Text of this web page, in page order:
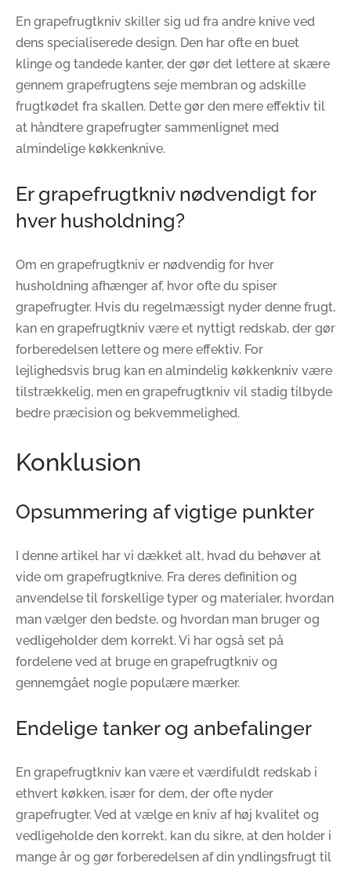
En grapefrugtkniv skiller sig ud fra andre knive ved
dens specialiserede design. Den har ofte en buet
klinge og tandede kanter, der gør det lettere at skære
gennem grapefrugtens seje membran og adskille
frugtkødet fra skallen. Dette gør den mere effektiv til
at håndtere grapefrugter sammenlignet med
almindelige køkkenknive.
Er grapefrugtkniv nødvendigt for
hver husholdning?
Om en grapefrugtkniv er nødvendig for hver
husholdning afhænger af, hvor ofte du spiser
grapefrugter. Hvis du regelmæssigt nyder denne frugt,
kan en grapefrugtkniv være et nyttigt redskab, der gør
forberedelsen lettere og mere effektiv. For
lejlighedsvis brug kan en almindelig køkkenkniv være
tilstrækkelig, men en grapefrugtkniv vil stadig tilbyde
bedre præcision og bekvemmelighed.
Konklusion
Opsummering af vigtige punkter
I denne artikel har vi dækket alt, hvad du behøver at
vide om grapefrugtknive. Fra deres definition og
anvendelse til forskellige typer og materialer, hvordan
man vælger den bedste, og hvordan man bruger og
vedligeholder dem korrekt. Vi har også set på
fordelene ved at bruge en grapefrugtkniv og
gennemgået nogle populære mærker.
Endelige tanker og anbefalinger
En grapefrugtkniv kan være et værdifuldt redskab i
ethvert køkken, især for dem, der ofte nyder
grapefrugter. Ved at vælge en kniv af høj kvalitet og
vedligeholde den korrekt, kan du sikre, at den holder i
mange år og gør forberedelsen af din yndlingsfrugt til